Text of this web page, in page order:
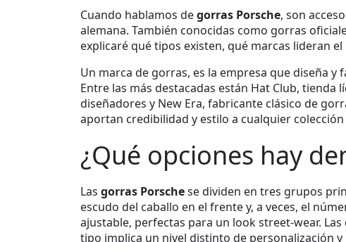
Cuando hablamos degorras Porsche, son
alemana. También conocidas como gorras
explicaré qué tipos existen, qué marcas lideran
Un marca de gorras, es la empresa que diseña y
Entre las más destacadas están Hat Club, tienda
diseñadores y New Era, fabricante clásico de
aportan credibilidad y estilo a cualquier colección
¿Qué opciones hay
Las gorras Porschese dividen en tres grupos
escudo del caballo en el frente y, a veces, el
ajustable, perfectas para un look street‑wear.
tipo implica un nivel distinto de personalización